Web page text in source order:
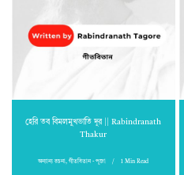
হেরি তব বিমলমুখভাতি দূর || Rabindranath
Thakur
অন্যান্য রচনা,গীতবিতান - পূজা 1 Min Read